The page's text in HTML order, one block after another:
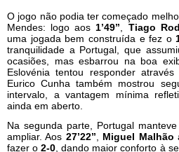
O jogo não podia ter começado
Mendes: logo aos 1’49’’ Tiago
uma jogada bem construída e fez o
tranquilidade a Portugal, que
ocasiões, mas esbarrou na boa
Eslovénia tentou responder
Eurico Cunha também mostrou
intervalo, a vantagem mínima
ainda em aberto.
Na segunda parte, Portugal
ampliar. Aos 27’22’’ Miguel Malhão
fazer o2-0 , dando maior conforto à